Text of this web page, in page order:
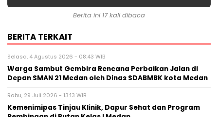
Berita ini 17 kali dibaca
BERITA TERKAIT
Selasa, 4 Agustus 2026 - 08:43 WIB
Warga Sambut Gembira Rencana Perbaikan Jalan di
Depan SMAN 21 Medan oleh Dinas SDABMBK kota Medan
Rabu, 29 Juli 2026 - 13:13 WIB
Kemenimipas Tinjau Klinik, Dapur Sehat dan Program